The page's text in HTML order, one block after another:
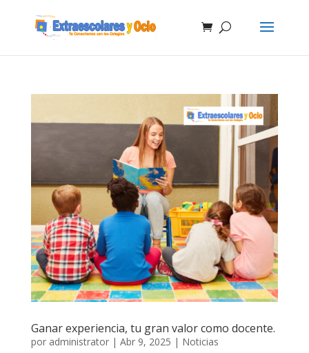
Ganar experiencia, tu gran valor como docente.
por administrator| Abr 9, 2025 | Noticias